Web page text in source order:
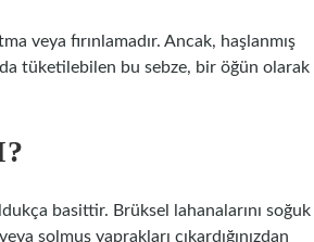
veya fırınlamadır. Ancak, haşlanmış
tüketilebilen bu sebze, bir öğün olarak
basittir. Brüksel lahanalarını soğuk
solmuş yaprakları çıkardığınızdan